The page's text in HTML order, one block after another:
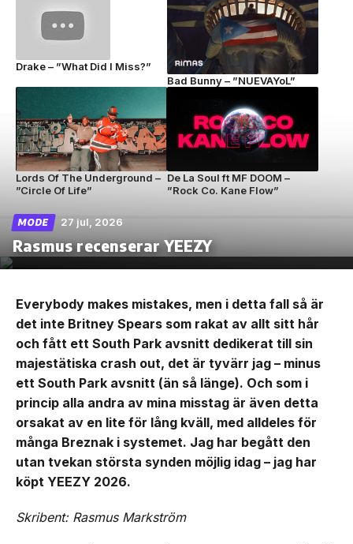
Drake – ”What Did I Miss?”
Bad Bunny – ”NUEVAYoL”
Lords Of The Underground –
”Circle Of Life”
De La Soul ft MF DOOM –
”Rock Co. Kane Flow”
MODE 27 jul, 2026
Rasmus recenserar YEEZY
Everybody makes mistakes, men i detta fall så är
det inte Britney Spears som rakat av allt sitt hår
och fått ett South Park avsnitt dedikerat till sin
majestätiska crash out, det är tyvärr jag – minus
ett South Park avsnitt (än så länge). Och som i
princip alla andra av mina misstag är även detta
orsakat av en lite för lång kväll, med alldeles för
många Breznak i systemet. Jag har begått den
utan tvekan största synden möjlig idag – jag har
köpt YEEZY 2026.
Skribent: Rasmus Markström